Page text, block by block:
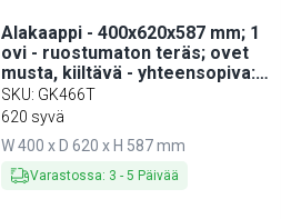
Alakaappi - 400x620x587 mm; 1
ovi - ruostumaton teräs; ovet
musta, kiiltävä - yhteensopiva:
MARIO 700 -sarja
SKU: GK466T
620 syvä
W 400 x D 620 x H 587 mm
Varastossa: 3 - 5 Päivää